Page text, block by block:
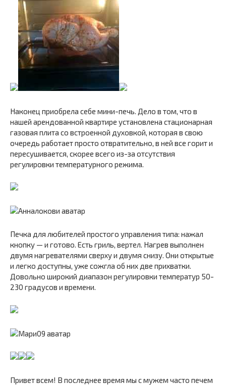
Наконец приобрела себе мини-печь. Дело в том, что в
нашей арендованной квартире установлена стационарная
газовая плита со встроенной духовкой, которая в свою
очередь работает просто отвратительно, в ней все горит и
пересушивается, скорее всего из-за отсутствия
регулировки температурного режима.
Печка для любителей простого управления типа: нажал
кнопку — и готово. Есть гриль, вертел. Нагрев выполнен
двумя нагревателями сверху и двумя снизу. Они открытые
и легко доступны, уже сожгла об них две прихватки.
Довольно широкий диапазон регулировки температур 50-
230 градусов и времени.
Привет всем! В последнее время мы с мужем часто печем